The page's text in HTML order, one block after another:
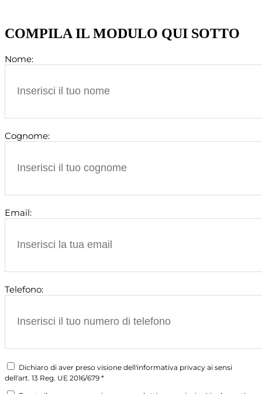
COMPILA IL MODULO QUI SOTTO
Nome:
Cognome:
Email:
Telefono:
Dichiaro di aver preso visione dell'informativa privacy ai sensi
dell'art. 13 Reg. UE 2016/679 *